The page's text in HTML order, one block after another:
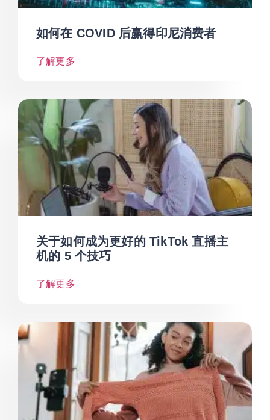
如何在 COVID 后赢得印尼消费者
了解更多
关于如何成为更好的 TikTok 直播主
机的 5 个技巧
了解更多